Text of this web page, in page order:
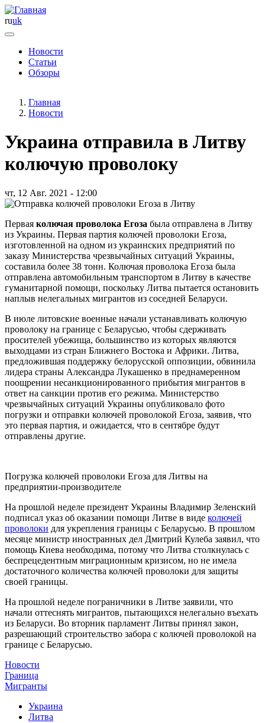
ruuk
Основная
навигация
Новости
Статьи
Обзоры
Главная
Новости
Украина отправила в Литву
колючую проволоку
чт, 12 Авг. 2021 - 12:00
Первая колючая проволока Егоза была отправлена в Литву
из Украины. Первая партия колючей проволоки Егоза,
изготовленной на одном из украинских предприятий по
заказу Министерства чрезвычайных ситуаций Украины,
составила более 38 тонн. Колючая проволока Егоза была
отправлена автомобильным транспортом в Литву в качестве
гуманитарной помощи, поскольку Литва пытается остановить
наплыв нелегальных мигрантов из соседней Беларуси.
В июле литовские военные начали устанавливать колючую
проволоку на границе с Беларусью, чтобы сдерживать
просителей убежища, большинство из которых являются
выходцами из стран Ближнего Востока и Африки. Литва,
предложившая поддержку белорусской оппозиции, обвинила
лидера страны Александра Лукашенко в преднамеренном
поощрении несанкционированного прибытия мигрантов в
ответ на санкции против его режима. Министерство
чрезвычайных ситуаций Украины опубликовало фото
погрузки и отправки колючей проволокой Егоза, заявив, что
это первая партия, и ожидается, что в сентябре будут
отправлены другие.
Погрузка колючей проволоки Егоза для Литвы на
предприятии-производителе
На прошлой неделе президент Украины Владимир Зеленский
подписал указ об оказании помощи Литве в виде колючей
проволоки для укрепления границы с Беларусью. В прошлом
месяце министр иностранных дел Дмитрий Кулеба заявил, что
помощь Киева необходима, потому что Литва столкнулась с
беспрецедентным миграционным кризисом, но не имела
достаточного количества колючей проволоки для защиты
своей границы.
На прошлой неделе пограничники в Литве заявили, что
начали оттеснять мигрантов, пытающихся нелегально въехать
из Беларуси. Во вторник парламент Литвы принял закон,
разрешающий строительство забора с колючей проволокой на
границе с Беларусью.
Новости
Граница
Мигранты
Украина
Литва